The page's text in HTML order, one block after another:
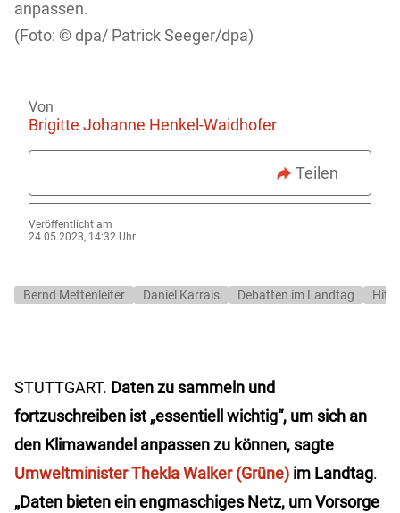
anpassen.
dpa/ Patrick Seeger/dpa)
Von
Brigitte Johanne Henkel-Waidhofer
Teilen
Veröffentlicht am
24.05.2023, 14:32 Uhr
Bernd Mettenleiter Daniel Karrais Debatten im Landtag
STUTTGART. Daten zu sammeln und
fortzuschreiben ist „essentiell wichtig“, um sich an
den Klimawandel anpassen zu können, sagte
Umweltminister Thekla Walker (Grüne) im Landtag.
„Daten bieten ein engmaschiges Netz, um Vorsorge